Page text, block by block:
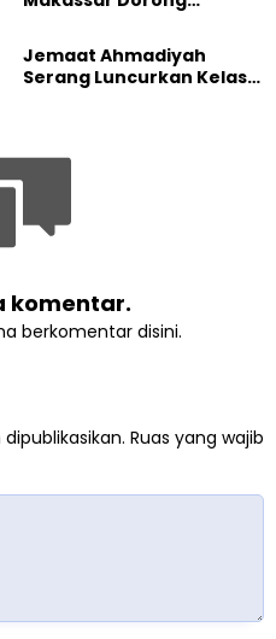
Lewat Edukasi Ekoteologi
Jemaat Ahmadiyah
Serang Luncurkan Kelas
komentar.
berkomentar disini.
Ruas yang wajib